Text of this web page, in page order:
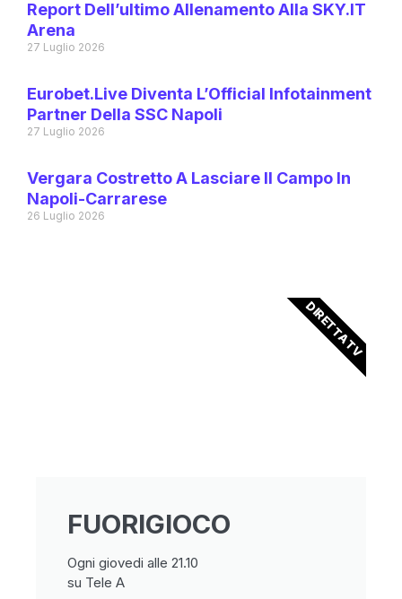
Report Dell’ultimo Allenamento Alla SKY.IT
Arena
27 Luglio 2026
Eurobet.live Diventa L’Official Infotainment
Partner Della SSC Napoli
27 Luglio 2026
Vergara Costretto A Lasciare Il Campo In
Napoli-Carrarese
26 Luglio 2026
FUORIGIOCO
Ogni giovedi alle 21.10
su Tele A
DIRETTA TV